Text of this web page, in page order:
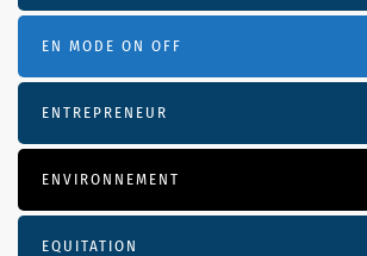
EN MODE ON OFF
ENTREPRENEUR
ENVIRONNEMENT
EQUITATION